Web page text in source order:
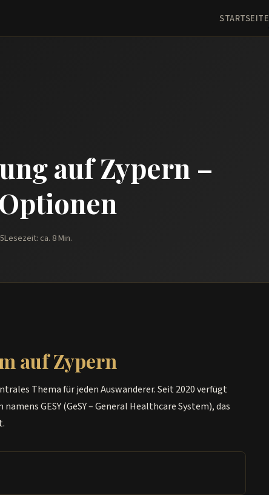
STARTSEITE
auf Zypern –
Lesezeit: ca. 8 Min.
auf Zypern
Thema für jeden Auswanderer. Seit 2020 verfügt
GESY (GeSY – General Healthcare System), das